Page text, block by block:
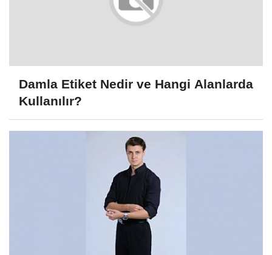
Damla Etiket Nedir ve Hangi Alanlarda
Kullanılır?